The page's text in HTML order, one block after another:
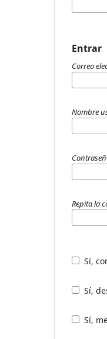
Entrar
Correo
Nombre
Repita la
Sí,
Sí,
Sí,